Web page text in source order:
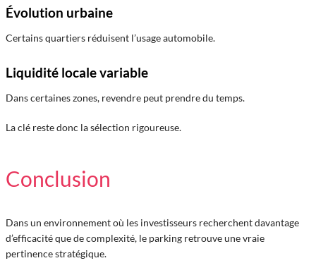
Évolution urbaine
Certains quartiers réduisent l’usage automobile.
Liquidité locale variable
Dans certaines zones, revendre peut prendre du temps.
La clé reste donc la sélection rigoureuse.
Conclusion
Dans un environnement où les investisseurs recherchent davantage
d’efficacité que de complexité, le parking retrouve une vraie
pertinence stratégique.